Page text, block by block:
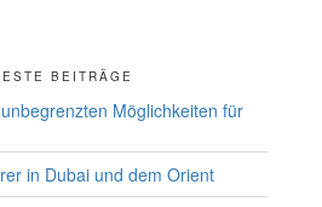
BEITRÄGE
Möglichkeiten für
in Dubai und dem Orient